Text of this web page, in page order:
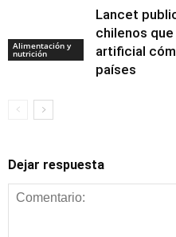
Alimentación y
nutrición
Lancet
chilenos
artificial
países
Dejar respuesta